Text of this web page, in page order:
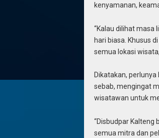
kenyamanan,
“Kalau dilihat masa
hari biasa. Khusus
semua lokasi
Dikatakan,
sebab, mengingat
wisatawan untuk
“Disbudpar Kalteng
semua mitra dan